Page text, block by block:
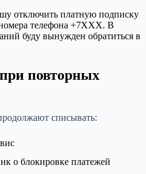
отключить платную подписку
телефона +7XXX. В
буду вынужден обратиться в
повторных
списывать:
о блокировке платежей